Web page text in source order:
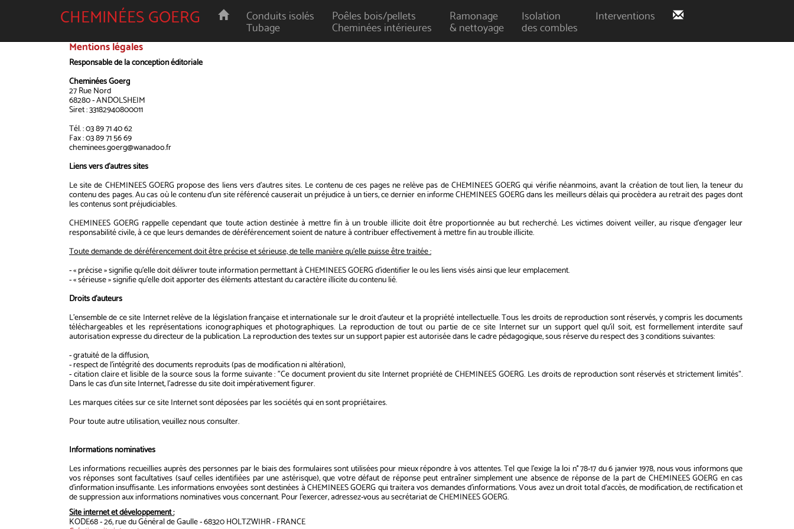
CHEMINÉES GOERG Conduits isolés
Tubage
Poêles bois/pellets
Cheminées intérieures
Ramonage
& nettoyage
Isolation
des combles
Interventions
Mentions légales
Responsable de la conception éditoriale
Cheminées Goerg
27 Rue Nord
68280 - ANDOLSHEIM
Siret : 33182940800011
Tél. : 03 89 71 40 62
Fax : 03 89 71 56 69
cheminees.goerg@wanadoo.fr
Liens vers d'autres sites
Le site de CHEMINEES GOERG propose des liens vers d'autres sites. Le contenu de ces pages ne relève pas de CHEMINEES GOERG qui vérifie néanmoins, avant la création de tout lien, la teneur du
contenu des pages. Au cas où le contenu d'un site référencé causerait un préjudice à un tiers, ce dernier en informe CHEMINEES GOERG dans les meilleurs délais qui procèdera au retrait des pages dont
les contenus sont préjudiciables.
CHEMINEES GOERG rappelle cependant que toute action destinée à mettre fin à un trouble illicite doit être proportionnée au but recherché. Les victimes doivent veiller, au risque d'engager leur
responsabilité civile, à ce que leurs demandes de déréférencement soient de nature à contribuer effectivement à mettre fin au trouble illicite.
Toute demande de déréférencement doit être précise et sérieuse, de telle manière qu'elle puisse être traitée :
- « précise » signifie qu'elle doit délivrer toute information permettant à CHEMINEES GOERG d'identifier le ou les liens visés ainsi que leur emplacement.
- « sérieuse » signifie qu'elle doit apporter des éléments attestant du caractère illicite du contenu lié.
Droits d'auteurs
L'ensemble de ce site Internet relève de la législation française et internationale sur le droit d'auteur et la propriété intellectuelle. Tous les droits de reproduction sont réservés, y compris les documents
téléchargeables et les représentations iconographiques et photographiques. La reproduction de tout ou partie de ce site Internet sur un support quel qu'il soit, est formellement interdite sauf
autorisation expresse du directeur de la publication. La reproduction des textes sur un support papier est autorisée dans le cadre pédagogique, sous réserve du respect des 3 conditions suivantes:
- gratuité de la diffusion,
- respect de l'intégrité des documents reproduits (pas de modification ni altération),
- citation claire et lisible de la source sous la forme suivante : "Ce document provient du site Internet propriété de CHEMINEES GOERG. Les droits de reproduction sont réservés et strictement limités".
Dans le cas d'un site Internet, l'adresse du site doit impérativement figurer.
Les marques citées sur ce site Internet sont déposées par les sociétés qui en sont propriétaires.
Pour toute autre utilisation, veuillez nous consulter.
Informations nominatives
Les informations recueillies auprès des personnes par le biais des formulaires sont utilisées pour mieux répondre à vos attentes. Tel que l'exige la loi n° 78-17 du 6 janvier 1978, nous vous informons que
vos réponses sont facultatives (sauf celles identifiées par une astérisque), que votre défaut de réponse peut entraîner simplement une absence de réponse de la part de CHEMINEES GOERG en cas
d'information insuffisante. Les informations envoyées sont destinées à CHEMINEES GOERG qui traitera vos demandes d'informations. Vous avez un droit total d'accès, de modification, de rectification et
de suppression aux informations nominatives vous concernant. Pour l'exercer, adressez-vous au secrétariat de CHEMINEES GOERG.
Site internet et développement :
KODE68 - 26, rue du Général de Gaulle - 68320 HOLTZWIHR - FRANCE